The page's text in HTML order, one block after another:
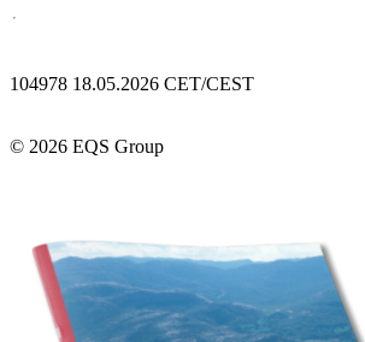
104978 18.05.2026 CET/CEST
© 2026 EQS Group